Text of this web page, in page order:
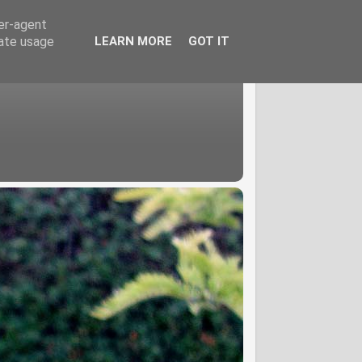
agent
usage
LEARN MORE GOT IT